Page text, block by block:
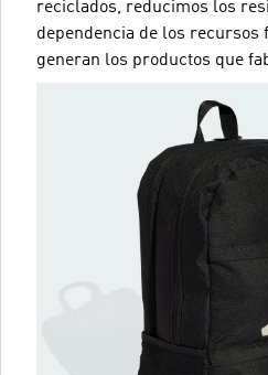
reciclados, reducimos los
dependencia de los recursos
generan los productos que